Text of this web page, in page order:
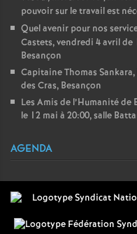
pouvoir sur le travail est
Quel avenir pour nos
Castets, vendredi 4 avril de
Besançon
Capitaine Thomas
des Cras, Besançon
Les Amis de l’Humanité
le 12 mai à 20:00, salle
AGENDA